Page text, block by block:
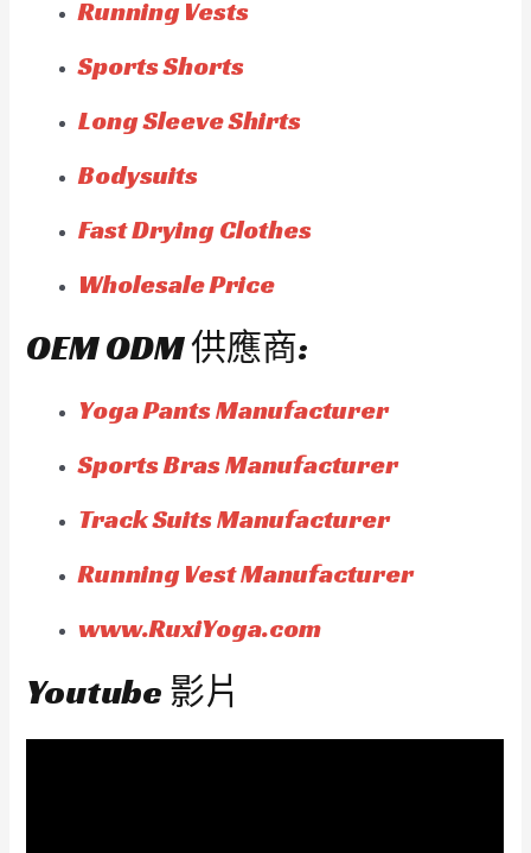
Running Vests
Sports Shorts
Long Sleeve Shirts
Bodysuits
Fast Drying Clothes
Wholesale Price
OEM ODM 供應商:
Yoga Pants Manufacturer
Sports Bras Manufacturer
Track Suits Manufacturer
Running Vest Manufacturer
www.RuxiYoga.com
Youtube 影片